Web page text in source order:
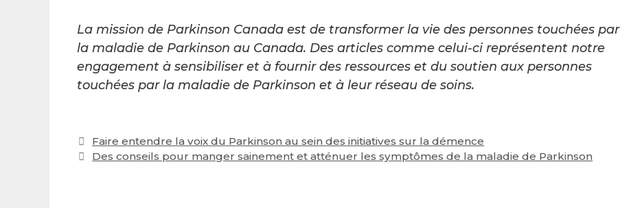
La mission de Parkinson Canada est de transformer la vie des personnes touchées par
la maladie de Parkinson au Canada. Des articles comme celui-ci représentent notre
engagement à sensibiliser et à fournir des ressources et du soutien aux personnes
touchées par la maladie de Parkinson et à leur réseau de soins.
Post
navigation
Faire entendre la voix du Parkinson au sein des initiatives sur la démence
Des conseils pour manger sainement et atténuer les symptômes de la maladie de Parkinson